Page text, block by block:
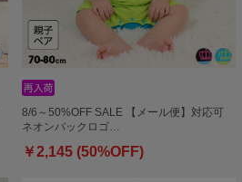
8/6～50%OFF SALE 【メール便】対応可
ネオンバックロゴ…
￥2,145 (50%OFF)